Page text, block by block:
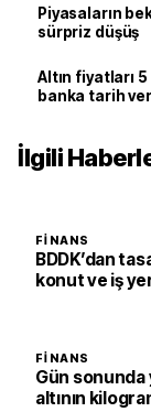
Piyasaların
sürpriz düşüş
Altın fiyatları
banka tarih
İlgili
FINANS
BDDK’dan
konut ve iş
FINANS
Gün sonunda
altının